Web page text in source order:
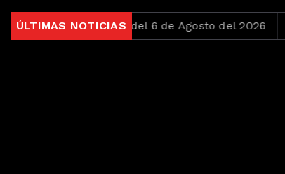
ÚLTIMAS NOTICIAS
Jueves Loko del 6 de Agosto del 2026